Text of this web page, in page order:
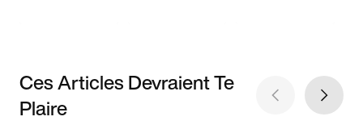
Ces Articles Devraient Te
Plaire